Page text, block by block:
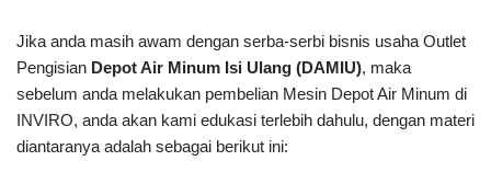
Jika anda masih awam dengan serba-serbi bisnis usaha Outlet
Pengisian Depot Air Minum Isi Ulang (DAMIU), maka
sebelum anda melakukan pembelian Mesin Depot Air Minum di
INVIRO, anda akan kami edukasi terlebih dahulu, dengan materi
diantaranya adalah sebagai berikut ini: